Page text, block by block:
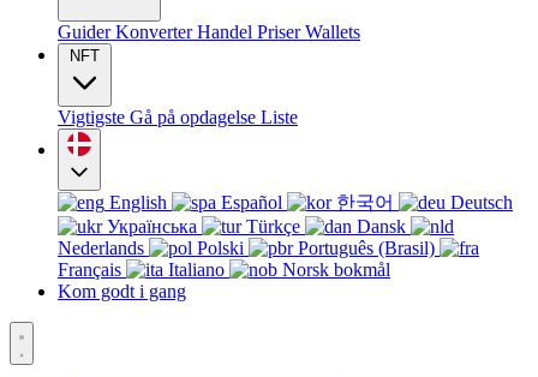
GuiderKonverterHandel PriserWallets
NFT
Vigtigste Gå på opdagelse Liste
English Español 한국어
Deutsch
Українська
Türkçe
Dansk
Nederlands
Polski
Português (Brasil)
Français
Italiano
Norsk bokmål
Kom godt i gang